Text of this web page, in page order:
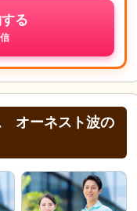
る
オーネスト波の